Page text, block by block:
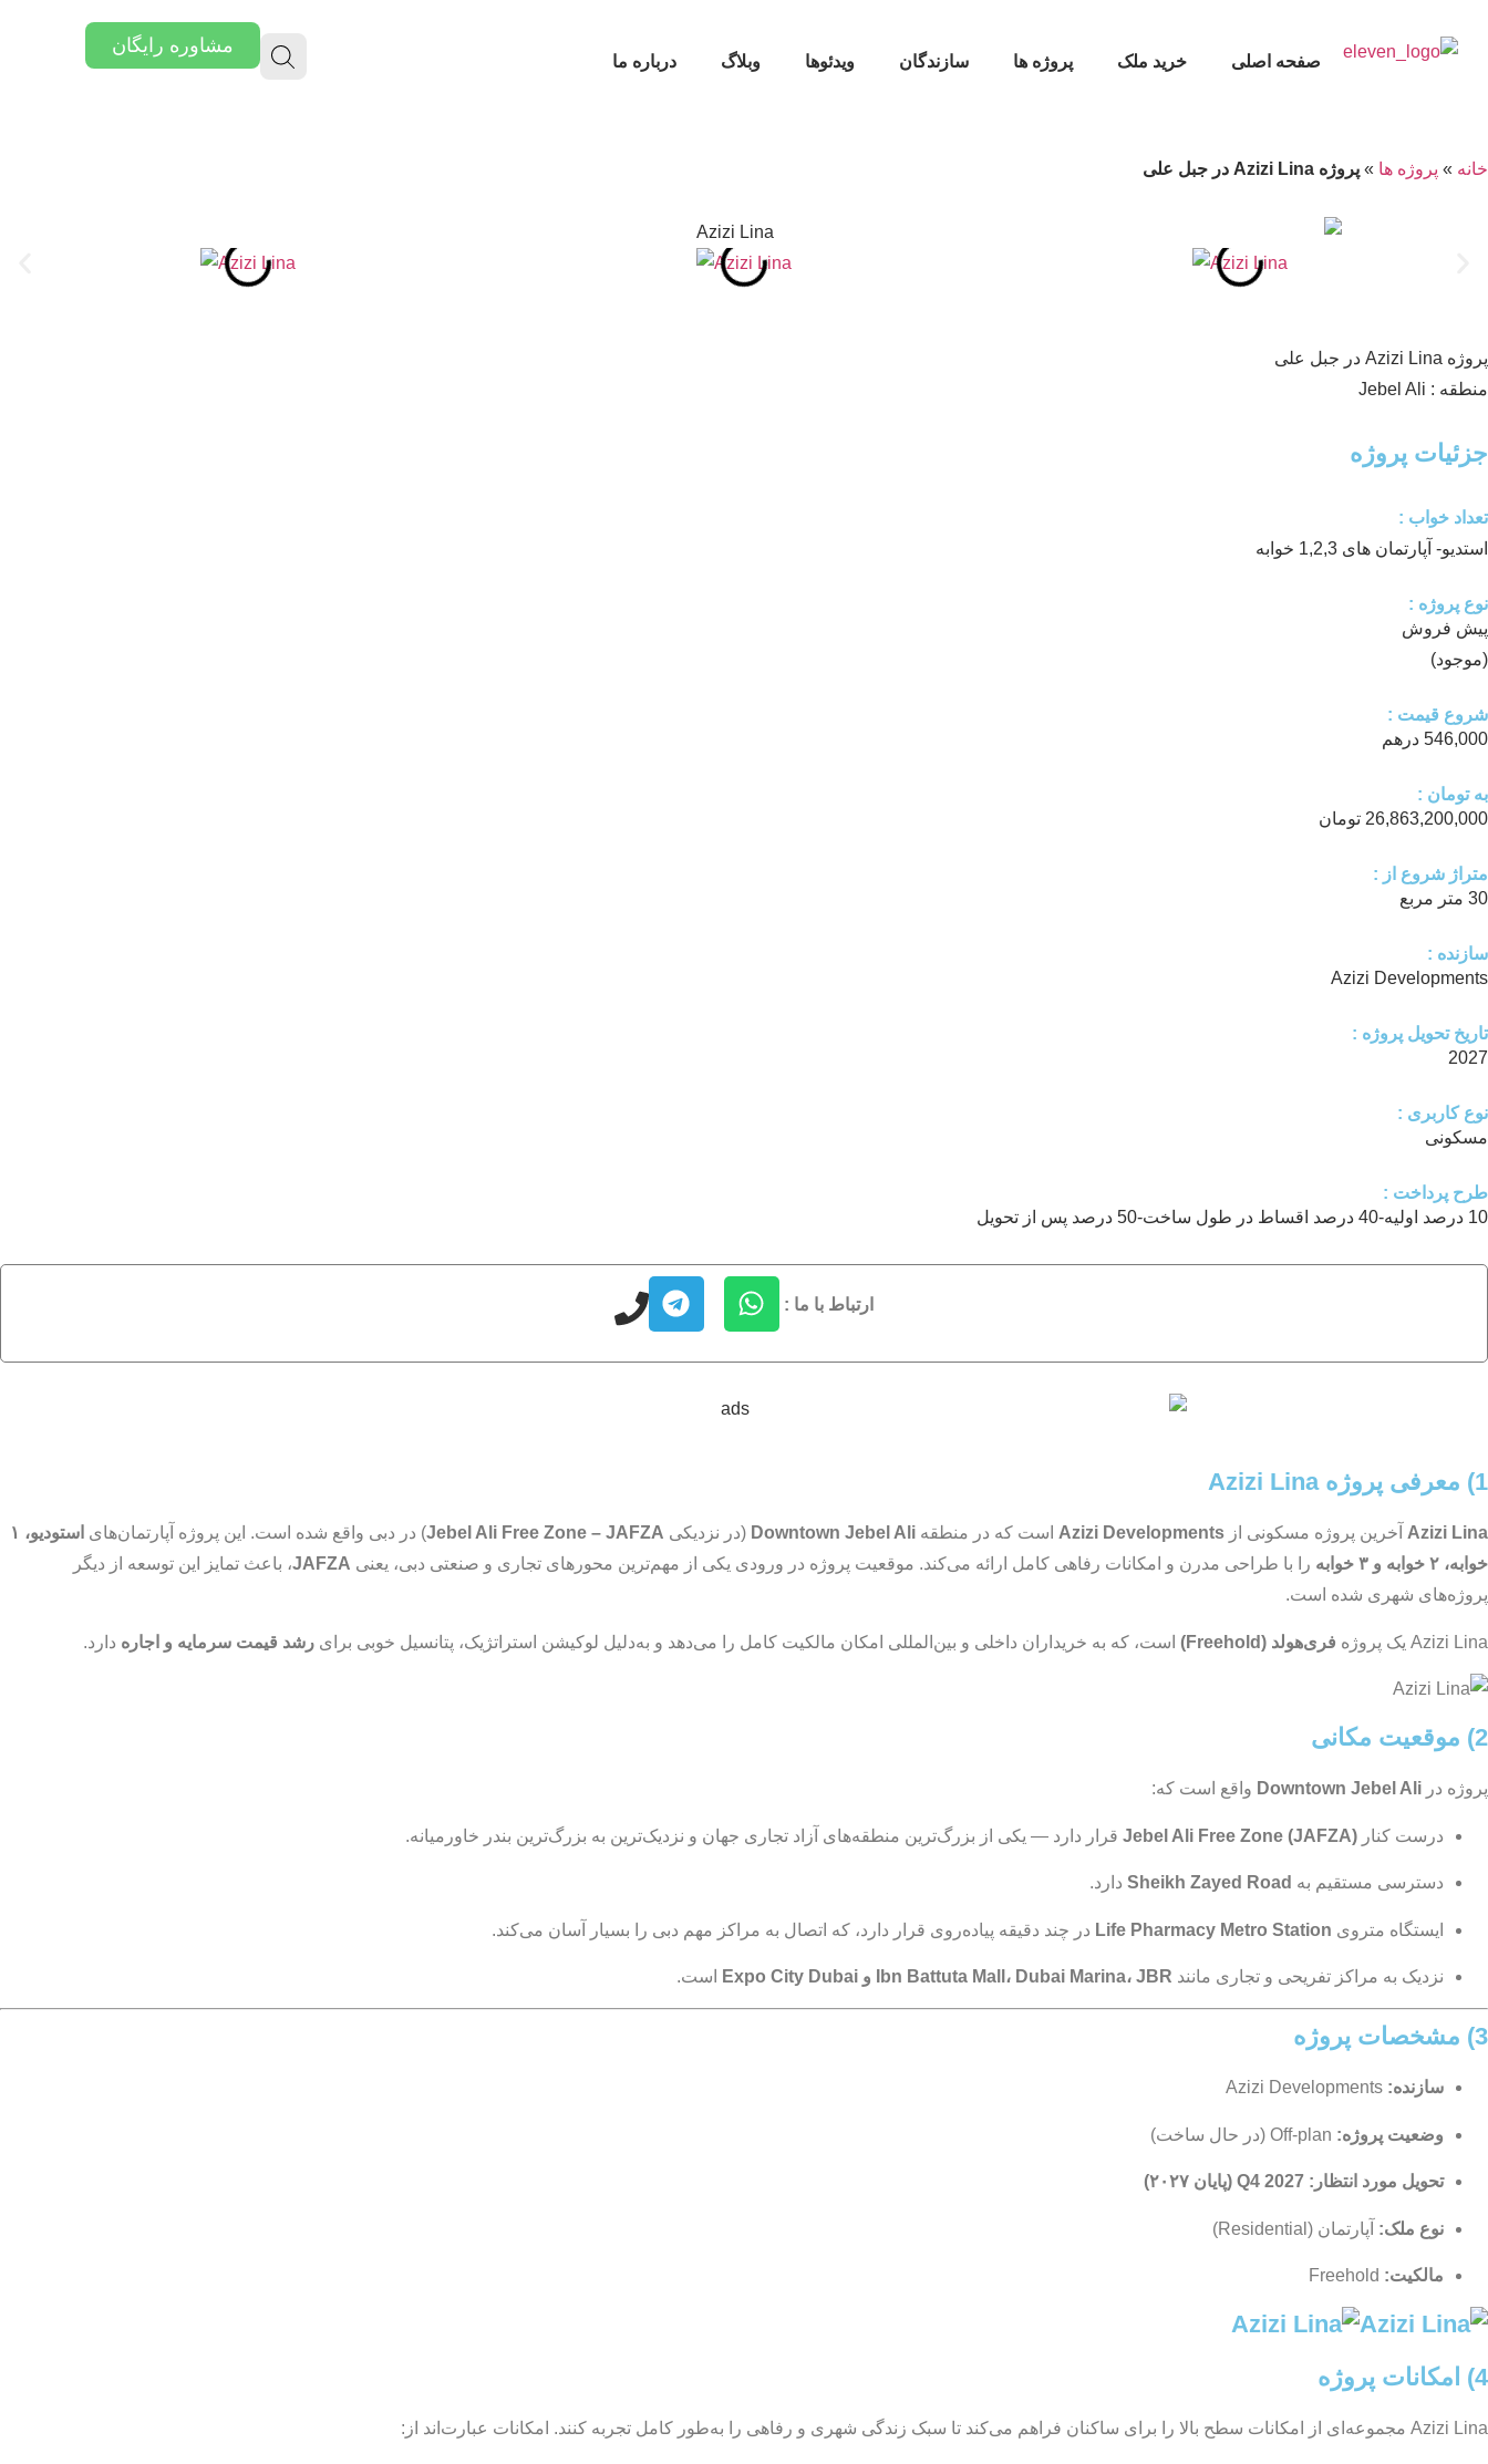
صفحه اصلی خرید ملک پروژه ها سازندگان ویدئوها وبلاگ درباره ما
مشاوره رایگان
خانه » پروژه ها » پروژه Azizi Lina در جبل علی
پروژه Azizi Lina در جبل علی
منطقه : Jebel Ali
جزئیات پروژه
تعداد خواب :
استدیو- آپارتمان های 1,2,3 خوابه
نوع پروژه :
پیش فروش
(موجود)
شروع قیمت :
546,000 درهم
به تومان :
26,863,200,000 تومان
متراژ شروع از :
30 متر مربع
سازنده :
Azizi Developments
تاریخ تحویل پروژه :
2027
نوع کاربری :
مسکونی
طرح پرداخت :
10 درصد اولیه-40 درصد اقساط در طول ساخت-50 درصد پس از تحویل
ارتباط با ما :
1) معرفی پروژه Azizi Lina
Azizi Lina آخرین پروژه مسکونی از Azizi Developments است که در منطقه Downtown Jebel Ali (در نزدیکی Jebel Ali Free Zone – JAFZA) در دبی واقع شده است. این پروژه آپارتمان‌های
استودیو، ۱
خوابه، ۲ خوابه و ۳ خوابه
را با طراحی مدرن و امکانات رفاهی کامل ارائه می‌کند. موقعیت پروژه در ورودی یکی از مهم‌ترین محورهای تجاری و صنعتی دبی، یعنی JAFZA، باعث تمایز این توسعه از دیگر
پروژه‌های شهری شده است.
Azizi Lina یک پروژه فری‌هولد (Freehold) است، که به خریداران داخلی و بین‌المللی امکان مالکیت کامل را می‌دهد و به‌دلیل لوکیشن استراتژیک، پتانسیل خوبی برای رشد قیمت سرمایه و اجاره دارد.
2) موقعیت مکانی
پروژه در Downtown Jebel Ali واقع است که:
درست کنار Jebel Ali Free Zone (JAFZA) قرار دارد — یکی از بزرگ‌ترین منطقه‌های آزاد تجاری جهان و نزدیک‌ترین به بزرگ‌ترین بندر خاورمیانه.
دسترسی مستقیم به Sheikh Zayed Road دارد.
ایستگاه متروی Life Pharmacy Metro Station در چند دقیقه پیاده‌روی قرار دارد، که اتصال به مراکز مهم دبی را بسیار آسان می‌‌کند.
نزدیک به مراکز تفریحی و تجاری مانند Ibn Battuta Mall، Dubai Marina، JBR و Expo City Dubai است.
3) مشخصات پروژه
سازنده:
وضعیت پروژه:
تحویل مورد انتظار: Q4 2027 (پایان ۲۰۲۷)
نوع ملک: آپارتمان (Residential)
مالکیت:
4) امکانات پروژه
Azizi Lina مجموعه‌ای از امکانات سطح بالا را برای ساکنان فراهم می‌کند تا سبک زندگی شهری و رفاهی را به‌طور کامل تجربه کنند. امکانات عبارت‌اند از: